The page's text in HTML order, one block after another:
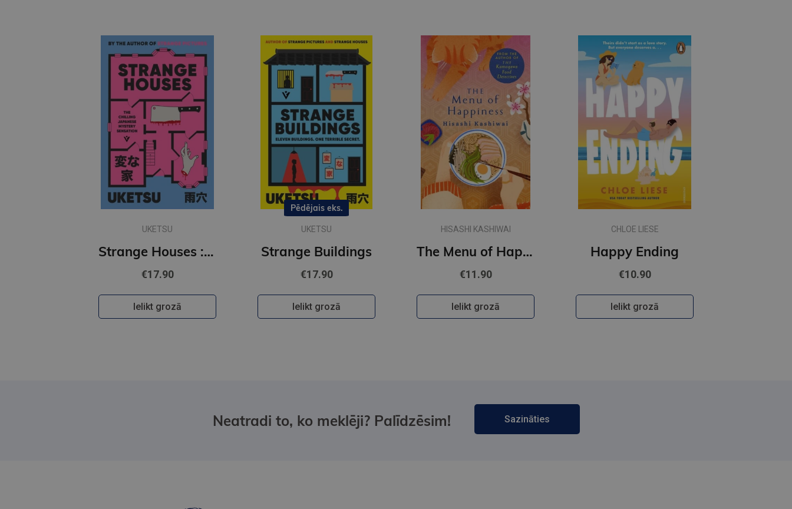
UKETSU
Strange Houses : The Chilling Japanese Mystery Sensation
€17.90
Ielikt grozā
Pēdējais eks.
UKETSU
Strange Buildings
€17.90
Ielikt grozā
HISASHI KASHIWAI
The Menu of Happiness
€11.90
Ielikt grozā
CHLOE LIESE
Happy Ending
€10.90
Ielikt grozā
Neatradi to, ko meklēji? Palīdzēsim! Sazināties